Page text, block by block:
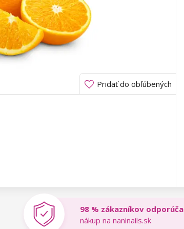
Pridať do obľúbených
98 % zákazníkov odporúča
nákup na naninails.sk